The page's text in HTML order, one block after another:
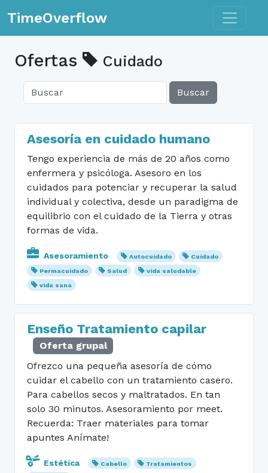
TimeOverflow Toggle
Ofertas Cuidado
Buscar
Asesoría en cuidado humano
Tengo experiencia de más de 20 años como
enfermera y psicóloga. Asesoro en los
cuidados para potenciar y recuperar la salud
individual y colectiva, desde un paradigma de
equilibrio con el cuidado de la Tierra y otras
formas de vida.
Asesoramiento Autocuidado
Cuidado
Permacuidado
Salud
vida saludable
vida sana
Enseño Tratamiento capilar
Oferta grupal
Ofrezco una pequeña asesoría de cómo
cuidar el cabello con un tratamiento casero.
Para cabellos secos y maltratados. En tan
solo 30 minutos. Asesoramiento por meet.
Recuerda: Traer materiales para tomar
apuntes Anímate!
Estética Cabello
Tratamientos